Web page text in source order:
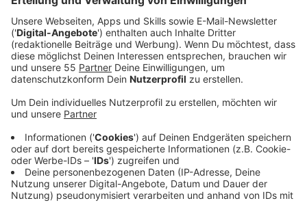
1. FC Köln
Anzeige
Der miserable Saisonstart ist mittlerweile beim
„Effzeh“ vergessen. Denn unter dem neuen Trainer
Markus Gisdol ging es vor der Pause bergauf. Drei
Siege in Folge brachten die Kölner auf einen
Nichtabstiegsplatz.